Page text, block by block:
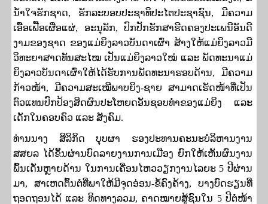
ນໍ້າໃຈຮັກຊາດ, ຮັກລະບອບປະຊາທິປະໄຕປະຊາຊົນ, ມີຄວາມ
ເອື້ອເຟື້ອເຜື່ອແຜ່, ອະນຸລັກ, ປົກປັກຮັກສາຮີດຄອງປະເພນີອັນດີ
ງາມຂອງຊາດ ຂອງແມ່ຍິງລາວບັນດາເຜົ່າ ສ້າງໃຫ້ແມ່ຍິງລາວມີ
ວິທະຍາສາດທັນສະໄໝ ເປັນແມ່ຍິງລາວໃໝ່ ແລະ ພັດທະນາແມ່
ຍິງລາວບັນດາເຜົ່າໃຫ້ໄດ້ຮັບການພັດທະນາຮອບດ້ານ, ມີຄວາມ
ກ້າວໜ້າ, ມີຄວາມສະເໝີພາບຍິງ-ຊາຍ ສາມາດເຮັດໜ້າທີ່ເປັນ
ຕົວແທນປົກປ້ອງສິດຜົນປະໂຫຍດອັນຊອບທໍາຂອງແມ່ຍິງ ແລະ
ເດັກໃນຄອບຄົວ ແລະ ສັງຄົມ.
ທ່ານນາງ ສິລິກິດ ບຸບຜາ ຮອງປະທານຄະນະບໍລິຫານງານ
ສສຍລ ໄດ້ຂຶ້ນຜ່ານບົດລາຍງານການເມືອງ ຍົກໃຫ້ເຫັນຜົນງານ
ພົ້ນເດັ່ນຫຼາຍດ້ານ ໃນການເຄື່ອນໄຫວວຽກງານໄລຍະ 5ປີຜ່ານ
ມາ, ສາເຫດຕົ້ນຕໍທີ່ພາໃຫ້ມີຈຸດອ່ອນ-ຂໍ້ຄົງຄ້າງ, ບາງບົດຮຽນທີ່
ຖອດຖອນໄດ້ ແລະ ທິດທາງລວມ, ຄາດໝາຍສູ້ຊົນໃນ 5ປີຕໍ່ໜ້າ